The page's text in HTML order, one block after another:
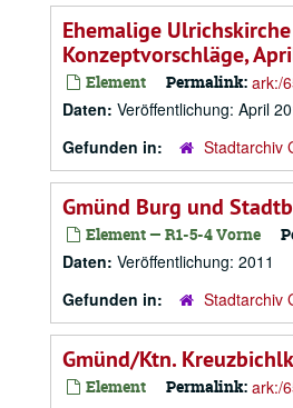
Ehemalige
Konzeptvorschläge,
Element Permalink: ark:/
Daten: Veröffentlichung: April
Gefunden in:
Stadtarchiv
Gmünd Burg und
Element — R1-5-4 Vorne
Daten: Veröffentlichung: 2011
Gefunden in:
Stadtarchiv
Gmünd/Ktn.
Element Permalink: ark:/